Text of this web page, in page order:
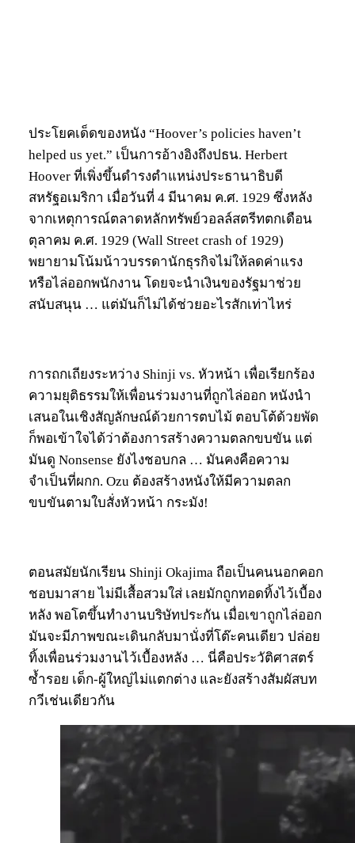
ประโยคเด็ดของหนัง “Hoover’s policies haven’t
helped us yet.” เป็นการอ้างอิงถึงปธน. Herbert
Hoover ที่เพิ่งขึ้นดำรงตำแหน่งประธานาธิบดี
สหรัฐอเมริกา เมื่อวันที่ 4 มีนาคม ค.ศ. 1929 ซึ่งหลัง
จากเหตุการณ์ตลาดหลักทรัพย์วอลล์สตรีทตกเดือน
ตุลาคม ค.ศ. 1929 (Wall Street crash of 1929)
พยายามโน้มน้าวบรรดานักธุรกิจไม่ให้ลดค่าแรง
หรือไล่ออกพนักงาน โดยจะนำเงินของรัฐมาช่วย
สนับสนุน … แต่มันก็ไม่ได้ช่วยอะไรสักเท่าไหร่
การถกเถียงระหว่าง Shinji vs. หัวหน้า เพื่อเรียกร้อง
ความยุติธรรมให้เพื่อนร่วมงานที่ถูกไล่ออก หนังนำ
เสนอในเชิงสัญลักษณ์ด้วยการตบไม้ ตอบโต้ด้วยพัด
ก็พอเข้าใจได้ว่าต้องการสร้างความตลกขบขัน แต่
มันดู Nonsense ยังไงชอบกล … มันคงคือความ
จำเป็นที่ผกก. Ozu ต้องสร้างหนังให้มีความตลก
ขบขันตามใบสั่งหัวหน้า กระมัง!
ตอนสมัยนักเรียน Shinji Okajima ถือเป็นคนนอกคอก
ชอบมาสาย ไม่มีเสื้อสวมใส่ เลยมักถูกทอดทิ้งไว้เบื้อง
หลัง พอโตขึ้นทำงานบริษัทประกัน เมื่อเขาถูกไล่ออก
มันจะมีภาพขณะเดินกลับมานั่งที่โต๊ะคนเดียว ปล่อย
ทิ้งเพื่อนร่วมงานไว้เบื้องหลัง … นี่คือประวัติศาสตร์
ซ้ำรอย เด็ก-ผู้ใหญ่ไม่แตกต่าง และยังสร้างสัมผัสบท
กวีเช่นเดียวกัน